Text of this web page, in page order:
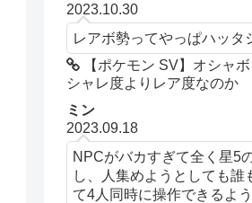
2023.10.30
レアボ勢ってやっぱハッタ
【ポケモン SV】オシャ
シャレ度よりレア度なのか
ミン
2023.09.18
NPCがバカすぎて全く星5
し、人集めようとしても誰
て4人同時に操作できるよ